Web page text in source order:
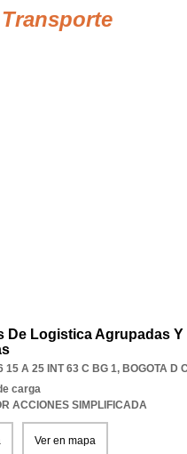
De Logistica Agrupadas
15 A 25 INT 63 C BG 1, BOGOTA D C
carga
ACCIONES SIMPLIFICADA
Ver en mapa